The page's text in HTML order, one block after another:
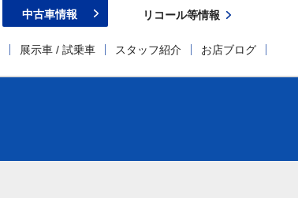
展示車 / 試乗車 スタッフ紹介 お店ブログ
中古車情報 リコール等情報